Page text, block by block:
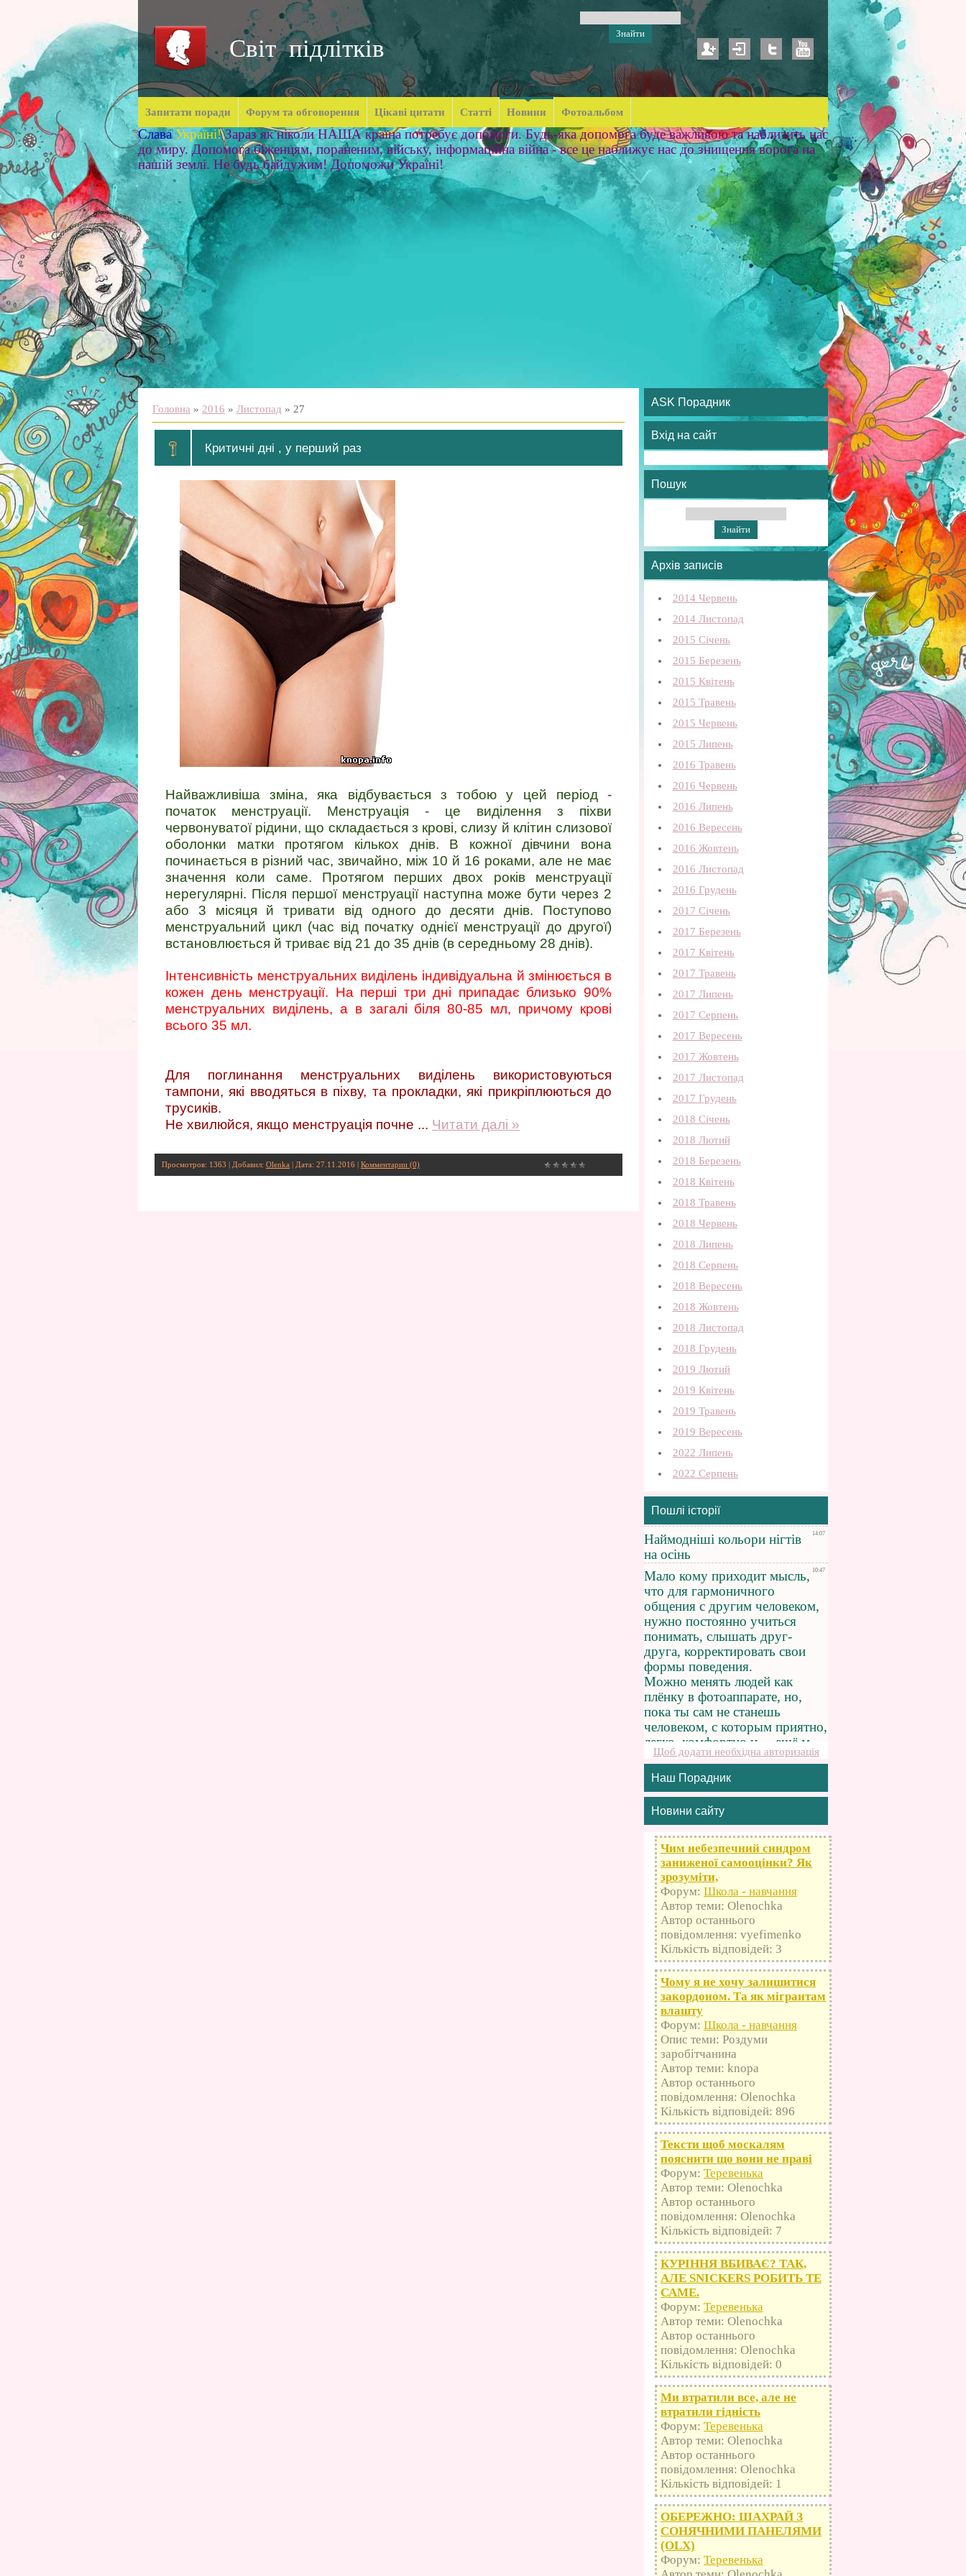
Світ підлітків
Запитати поради Форум та обговорення Цікаві цитати Статті Новини Фотоальбом
Слава Україні! Зараз як ніколи НАША країна потребує допомоги. Будь-яка допомога буде важливою та наблизить нас
до миру. Допомога біженцям, пораненим, війську, інформаційна війна - все це наближує нас до знищення ворога на
нашій землі. Не будь байдужим! Допоможи Україні!
Головна » 2016 » Листопад » 27
Критичні дні , у перший раз
Найважливіша зміна, яка відбувається з тобою у цей період -
початок менструації. Менструація - це виділення з піхви
червонуватої рідини, що складається з крові, слизу й клітин слизової
оболонки матки протягом кількох днів. В кожної дівчини вона
починається в різний час, звичайно, між 10 й 16 роками, але не має
значення коли саме. Протягом перших двох років менструації
нерегулярні. Після першої менструації наступна може бути через 2
або 3 місяця й тривати від одного до десяти днів. Поступово
менструальний цикл (час від початку однієї менструації до другої)
встановлюється й триває від 21 до 35 днів (в середньому 28 днів).
Інтенсивність менструальних виділень індивідуальна й змінюється в
кожен день менструації. На перші три дні припадає близько 90%
менструальних виділень, а в загалі біля 80-85 мл, причому крові
всього 35 мл.
Для поглинання менструальних виділень використовуються
тампони, які вводяться в піхву, та прокладки, які прикріплюються до
трусиків.
Не хвилюйся, якщо менструація почне ... Читати далі »
Просмотров: 1363 | Добавил: Olenka | Дата: 27.11.2016 Комментарии (0)
ASK Порадник
Вхід на сайт
Пошук
Архів записів
2014 Червень
2014 Листопад
2015 Січень
2015 Березень
2015 Квітень
2015 Травень
2015 Червень
2015 Липень
2016 Травень
2016 Червень
2016 Липень
2016 Вересень
2016 Жовтень
2016 Листопад
2016 Грудень
2017 Січень
2017 Березень
2017 Квітень
2017 Травень
2017 Липень
2017 Серпень
2017 Вересень
2017 Жовтень
2017 Листопад
2017 Грудень
2018 Січень
2018 Лютий
2018 Березень
2018 Квітень
2018 Травень
2018 Червень
2018 Липень
2018 Серпень
2018 Вересень
2018 Жовтень
2018 Листопад
2018 Грудень
2019 Лютий
2019 Квітень
2019 Травень
2019 Вересень
2022 Липень
2022 Серпень
Пошлі історії
Щоб додати необхідна авторизація
Наш Порадник
Новини сайту
Чим небезпечний синдром
заниженої самооцінки? Як
зрозуміти,
Форум: Школа - навчання
Автор теми: Olenochka
Автор останнього
повідомлення: vyefimenko
Кількість відповідей: 3
Чому я не хочу залишитися
закордоном. Та як мігрантам
влашту
Форум: Школа - навчання
Опис теми: Роздуми
заробітчанина
Автор теми: knopa
Автор останнього
повідомлення: Olenochka
Кількість відповідей: 896
Тексти щоб москалям
пояснити що вони не праві
Форум: Теревенька
Автор теми: Olenochka
Автор останнього
повідомлення: Olenochka
Кількість відповідей: 7
КУРІННЯ ВБИВАЄ? ТАК,
АЛЕ SNICKERS РОБИТЬ ТЕ
САМЕ.
Форум: Теревенька
Автор теми: Olenochka
Автор останнього
повідомлення: Olenochka
Кількість відповідей: 0
Ми втратили все, але не
втратили гідність
Форум: Теревенька
Автор теми: Olenochka
Автор останнього
повідомлення: Olenochka
Кількість відповідей: 1
ОБЕРЕЖНО: ШАХРАЙ З
СОНЯЧНИМИ ПАНЕЛЯМИ
(OLX)
Форум: Теревенька